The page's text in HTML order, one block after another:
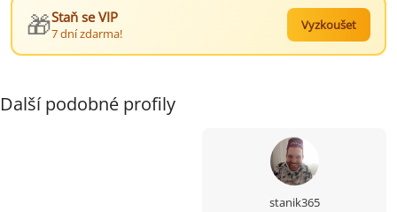
🎁Staň se VIP
7 dní zdarma!
Vyzkoušet
Další podobné profily
stanik365